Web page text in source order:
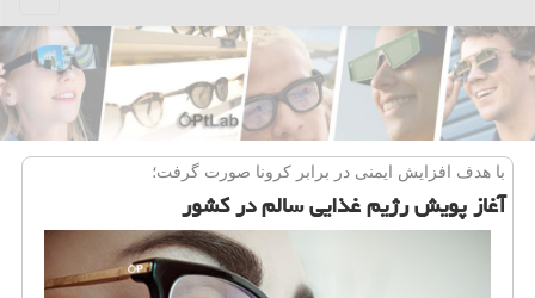
با هدف افزایش ایمنی در برابر كرونا صورت گرفت؛
آغاز پویش رژیم غذایی سالم در كشور